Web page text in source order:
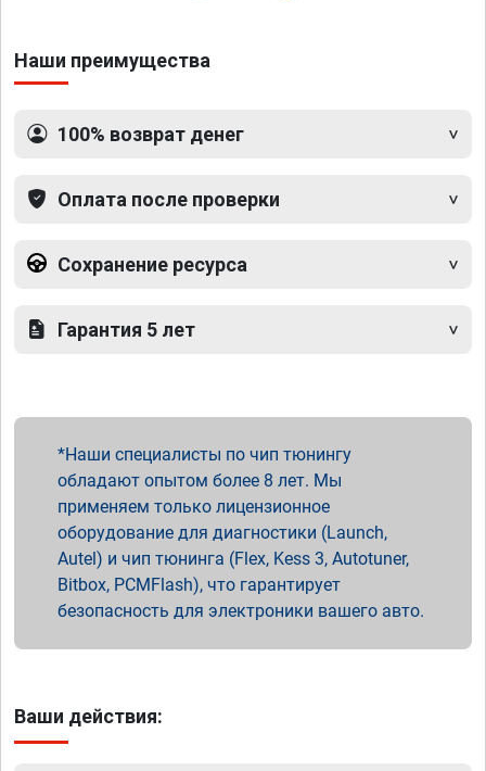
Наши преимущества
100% возврат денег
Оплата после проверки
Сохранение ресурса
Гарантия 5 лет
Наши специалисты по чип тюнингу
обладают опытом более 8 лет. Мы
применяем только лицензионное
оборудование для диагностики (Launch,
Autel) и чип тюнинга (Flex, Kess 3, Autotuner,
Bitbox, PCMFlash), что гарантирует
безопасность для электроники вашего авто.
Ваши действия: